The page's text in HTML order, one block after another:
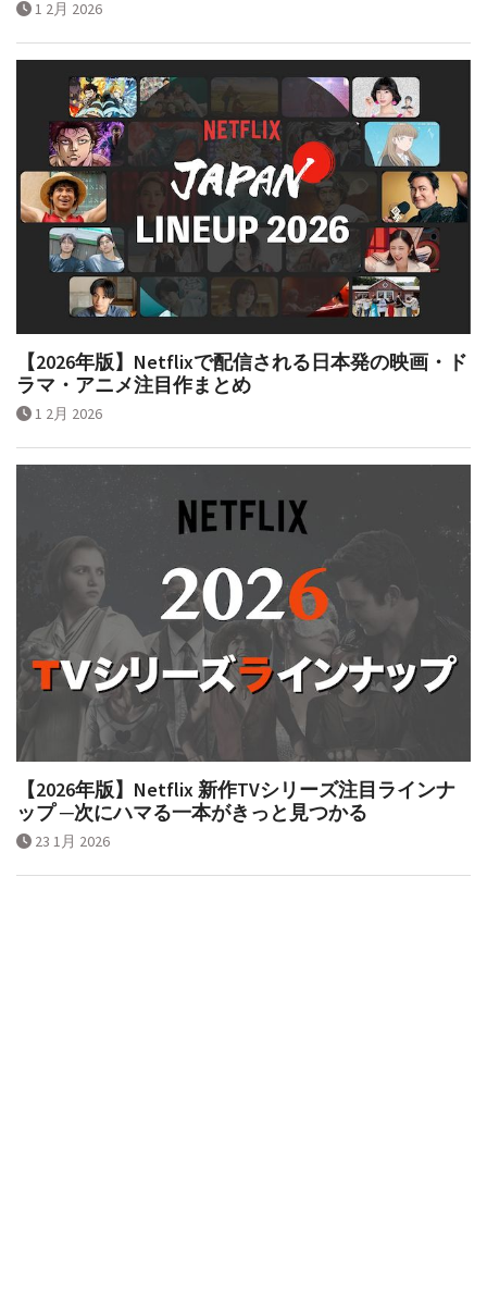
1 2月 2026
【2026年版】Netflixで配信される日本発の映画・ド
ラマ・アニメ注目作まとめ
1 2月 2026
【2026年版】Netflix 新作TVシリーズ注目ラインナ
ップ ─次にハマる一本がきっと見つかる
23 1月 2026